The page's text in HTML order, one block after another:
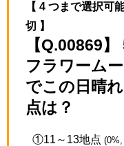
【 4 つまで選択
切 】
【Q.00869
フラワーム
でこの日晴
点は？
①11～13地点 (0%,